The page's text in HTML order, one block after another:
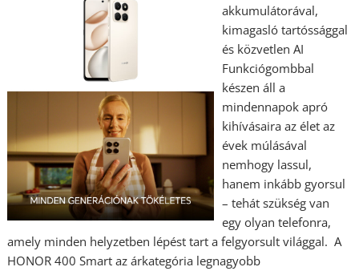
akkumulátorával,
kimagasló tartóssággal
és közvetlen AI
Funkciógombbal
készen áll a
mindennapok apró
kihívásaira az élet az
évek múlásával
nemhogy lassul,
hanem inkább gyorsul
– tehát szükség van
egy olyan telefonra,
amely minden helyzetben lépést tart a felgyorsult világgal. A
HONOR 400 Smart az árkategória legnagyobb